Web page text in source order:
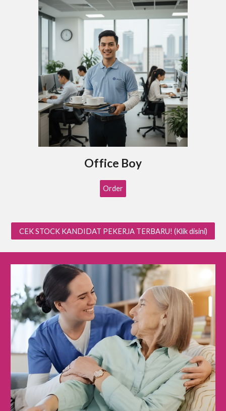
Office Boy
Order
CEK STOCK KANDIDAT PEKERJA TERBARU! (Klik disini)